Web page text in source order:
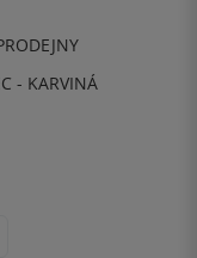
- KARVINÁ